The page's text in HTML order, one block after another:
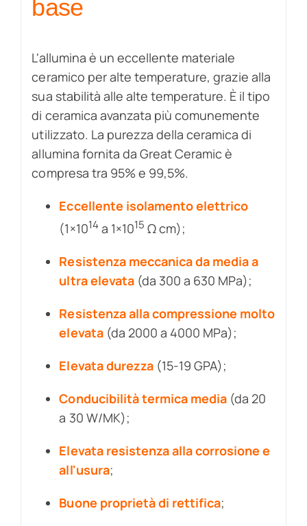
base
L'allumina è un eccellente materiale
ceramico per alte temperature, grazie alla
sua stabilità alle alte temperature. È il tipo
di ceramica avanzata più comunemente
utilizzato. La purezza della ceramica di
allumina fornita da Great Ceramic è
compresa tra 95% e 99,5%.
Eccellente isolamento elettrico
(1×1014 a 1×1015 Ω cm);
Resistenza meccanica da media a
ultra elevata(da 300 a 630 MPa);
Resistenza alla compressione molto
elevata(da 2000 a 4000 MPa);
Elevata durezza(15-19 GPA);
Conducibilità termica media(da 20
a 30 W/MK);
Elevata resistenza alla corrosione e
all'usura;
Buone proprietà di rettifica;